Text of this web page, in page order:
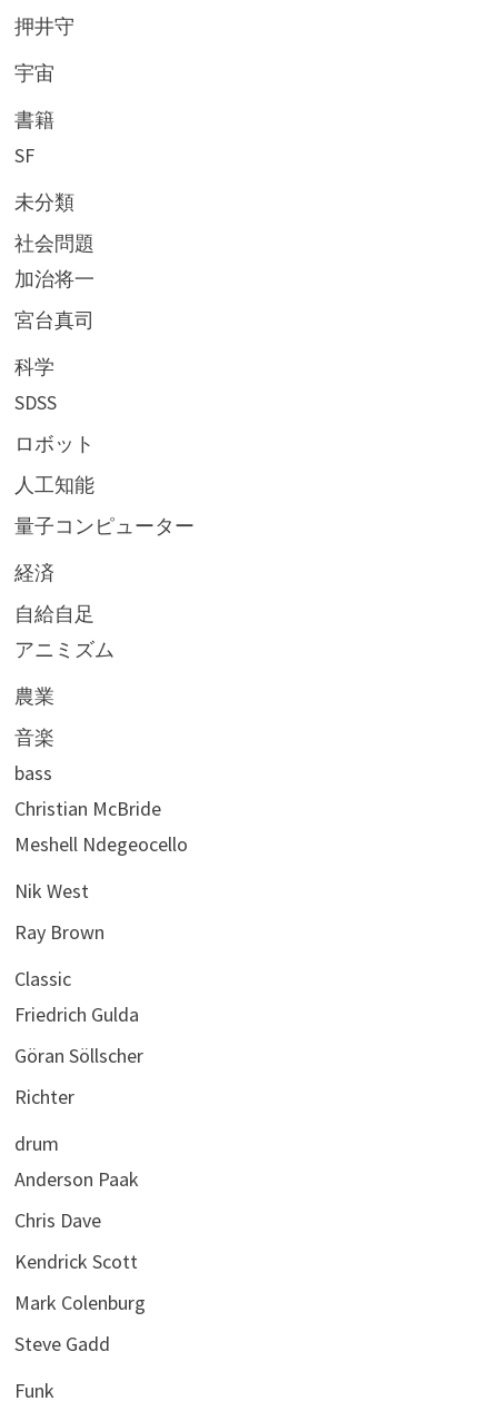
押井守
宇宙
書籍
SF
未分類
社会問題
加治将一
宮台真司
科学
SDSS
ロボット
人工知能
量子コンピューター
経済
自給自足
アニミズム
農業
音楽
bass
Christian McBride
Meshell Ndegeocello
Nik West
Ray Brown
Classic
Friedrich Gulda
Göran Söllscher
Richter
drum
Anderson Paak
Chris Dave
Kendrick Scott
Mark Colenburg
Steve Gadd
Funk